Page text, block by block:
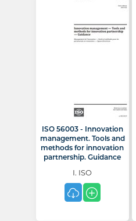
ISO 56003 - Innovation
management. Tools and
methods for innovation
partnership. Guidance
I. ISO